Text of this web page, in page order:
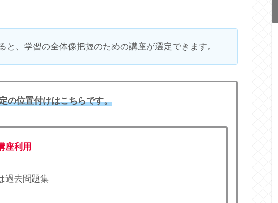
と、学習の全体像把握のための講座が選定できます。
の位置付けはこちらです。
座利用
過去問題集